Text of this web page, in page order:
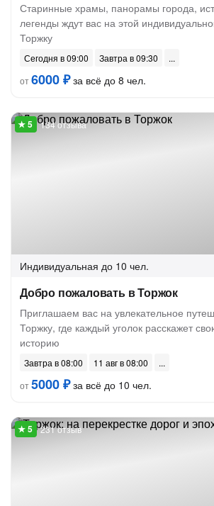
Старинные храмы, панорамы города,
легенды ждут вас на этой
Торжку
Сегодня в 09:00
Завтра в 09:30
от6000 ₽за всё до 8 чел.
134 отзыва
Индивидуальная до 10 чел.
Добро пожаловать в Торжок
Приглашаем вас на увлекательное
Торжку, где каждый уголок расскажет
историю
Завтра в 08:00
11 авг в 08:00
от5000 ₽за всё до 10 чел.
231 отзыв